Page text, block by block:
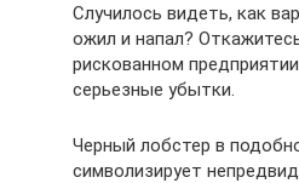
Случилось видеть, как
ожил и напал?
рискованном
серьезные убытки.
Черный лобстер в
символизирует